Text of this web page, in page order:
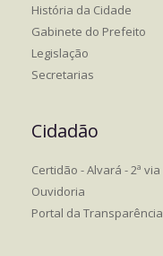
História da Cidade
Gabinete do Prefeito
Legislação
Secretarias
Cidadão
Certidão - Alvará - 2ª via
Ouvidoria
Portal da Transparência